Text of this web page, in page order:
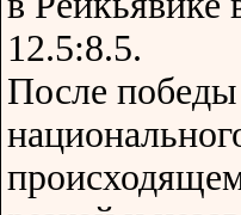
12.5:8.5.
После